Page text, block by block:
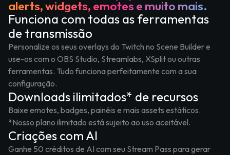
alerts, widgets, emotes e muito mais.
Funciona com todas as ferramentas
de transmissão
Personalize os seus overlays do Twitch no Scene Builder e
use-os com o OBS Studio, Streamlabs, XSplit ou outras
ferramentas. Tudo funciona perfeitamente com a sua
configuração.
Downloads ilimitados* de recursos
Baixe emotes, badges, painéis e mais assets estáticos.
*Nosso plano ilimitado está sujeito ao uso aceitável.
Criações com AI
Ganhe 50 créditos de AI com seu Stream Pass para gerar